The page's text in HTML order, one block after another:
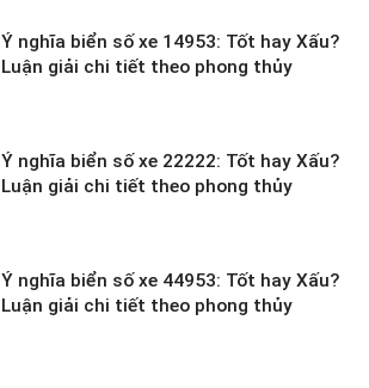
Ý nghĩa biển số xe 14953: Tốt hay Xấu?
Luận giải chi tiết theo phong thủy
Ý nghĩa biển số xe 22222: Tốt hay Xấu?
Luận giải chi tiết theo phong thủy
Ý nghĩa biển số xe 44953: Tốt hay Xấu?
Luận giải chi tiết theo phong thủy